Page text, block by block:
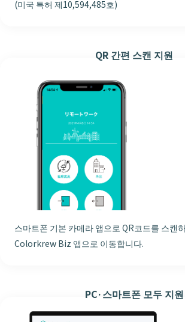
(미국 특허 제10,594,485호)
QR 간편 스캔 지원
스마트폰 기본 카메라 앱으로 QR코드를 스캔
Colorkrew Biz 앱으로 이동합니다.
PC·스마트폰 모두 지원